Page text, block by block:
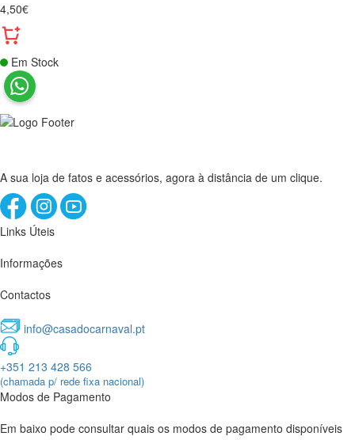
4,50€
Em Stock
A sua loja de fatos e acessórios, agora à distância de um clique.
Links Úteis
Informações
Contactos
info@casadocarnaval.pt
+351 213 428 566
(chamada p/ rede fixa nacional)
Modos de Pagamento
Em baixo pode consultar quais os modos de pagamento disponíveis